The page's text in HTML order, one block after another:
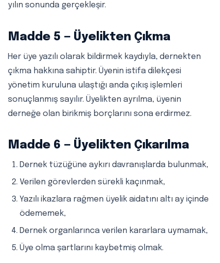
yılın sonunda gerçekleşir.
Madde 5 — Üyelikten Çıkma
Her üye yazılı olarak bildirmek kaydıyla, dernekten
çıkma hakkına sahiptir. Üyenin istifa dilekçesi
yönetim kuruluna ulaştığı anda çıkış işlemleri
sonuçlanmış sayılır. Üyelikten ayrılma, üyenin
derneğe olan birikmiş borçlarını sona erdirmez.
Madde 6 — Üyelikten Çıkarılma
Dernek tüzüğüne aykırı davranışlarda bulunmak,
Verilen görevlerden sürekli kaçınmak,
Yazılı ikazlara rağmen üyelik aidatını altı ay içinde
ödememek,
Dernek organlarınca verilen kararlara uymamak,
Üye olma şartlarını kaybetmiş olmak.